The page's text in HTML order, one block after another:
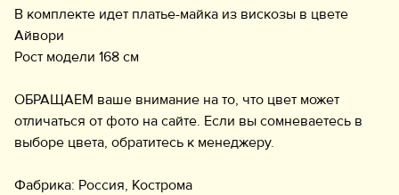
В комплекте идет платье-майка из вискозы в цвете
Айвори
Рост модели 168 см
ОБРАЩАЕМ ваше внимание на то, что цвет может
отличаться от фото на сайте. Если вы сомневаетесь в
выборе цвета, обратитесь к менеджеру.
Фабрика: Россия, Кострома